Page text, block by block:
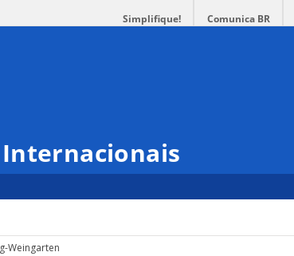
Simplifique! Comunica BR
Weingarten